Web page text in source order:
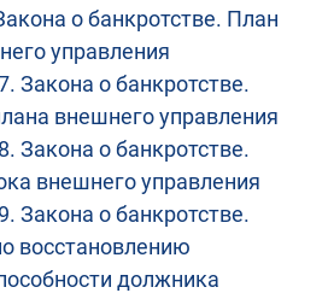
о банкротстве. План
управления
Закона о банкротстве.
внешнего управления
Закона о банкротстве.
внешнего управления
Закона о банкротстве.
восстановлению
должника